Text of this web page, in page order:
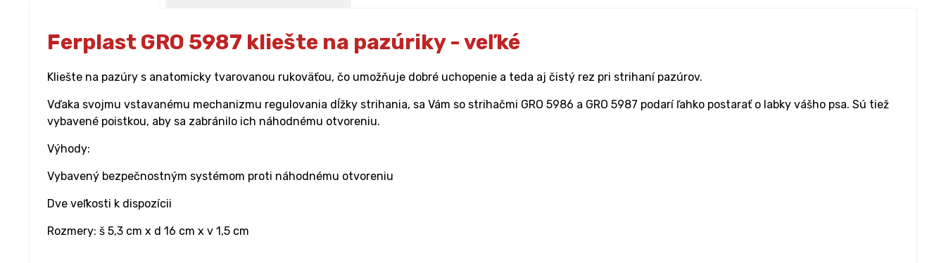
Ferplast GRO 5987 kliešte na pazúriky - veľké
Kliešte na pazúry s anatomicky tvarovanou rukoväťou, čo umožňuje dobré uchopenie a teda aj čistý rez pri strihaní pazúrov.
Vďaka svojmu vstavanému mechanizmu regulovania dĺžky strihania, sa Vám so strihačmi GRO 5986 a GRO 5987 podarí ľahko postarať o labky vášho psa. Sú tiež
vybavené poistkou, aby sa zabránilo ich náhodnému otvoreniu.
Výhody:
Vybavený bezpečnostným systémom proti náhodnému otvoreniu
Dve veľkosti k dispozícii
Rozmery: š 5,3 cm x d 16 cm x v 1,5 cm